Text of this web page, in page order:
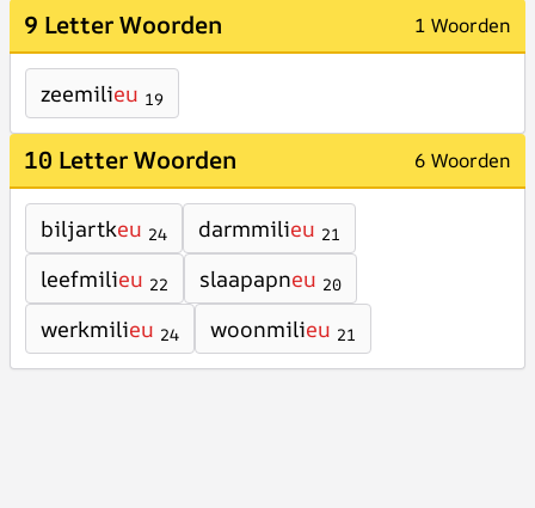
9 Letter Woorden 1 Woorden
zeemilieu 19
10 Letter Woorden 6 Woorden
biljartkeu 24 darmmilieu 21
leefmilieu 22 slaapapneu 20
werkmilieu 24 woonmilieu 21